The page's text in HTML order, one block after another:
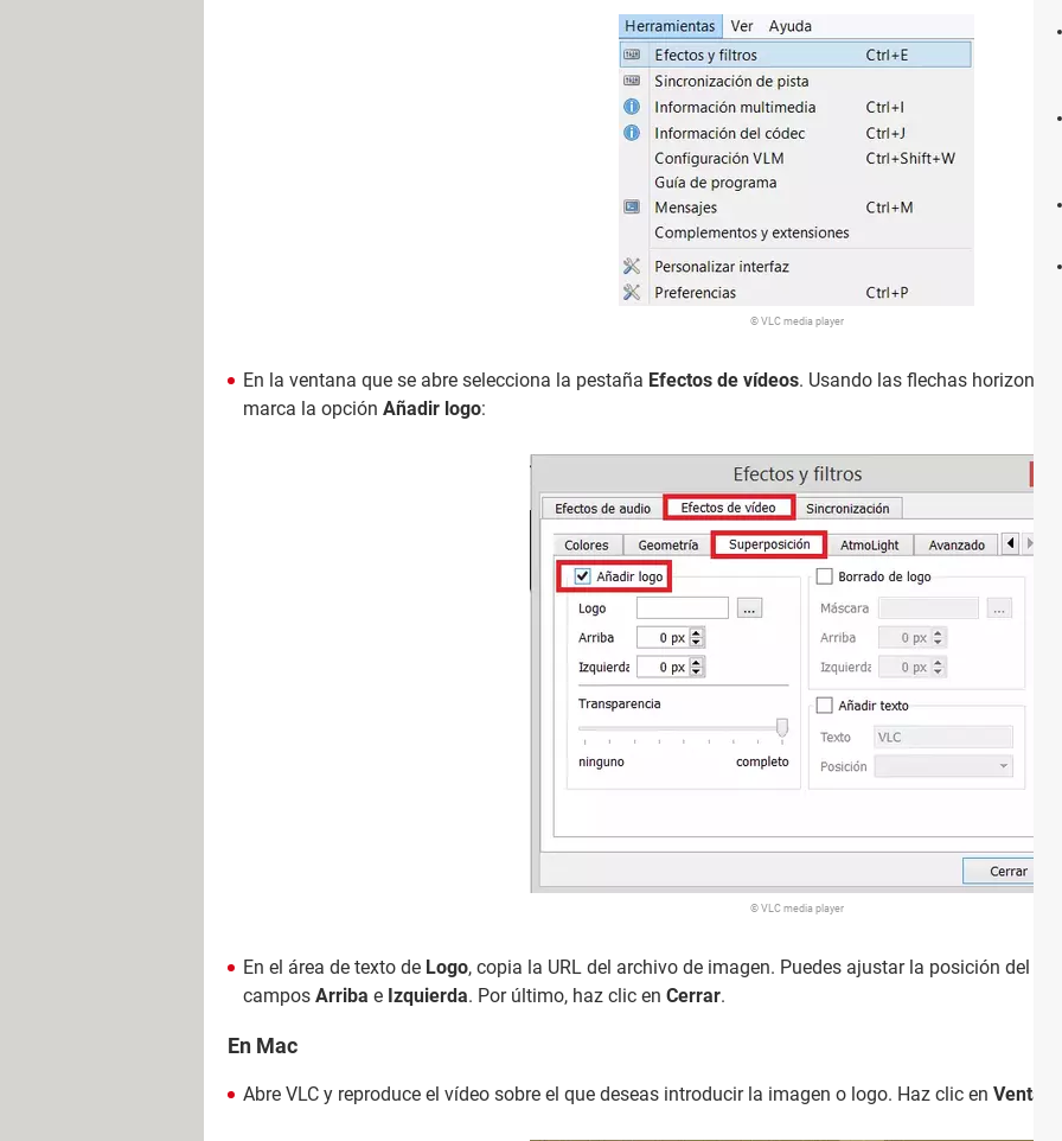
© VLC media player
En la ventana que se abre selecciona la pestaña Efectos de vídeos. Usando las flechas
marca la opción Añadir logo:
© VLC media player
En el área de texto de Logo, copia la URL del archivo de imagen. Puedes ajustar la posición del
campos Arriba e Izquierda. Por último, haz clic en Cerrar.
En Mac
Abre VLC y reproduce el vídeo sobre el que deseas introducir la imagen o logo. Haz clic en Ventana